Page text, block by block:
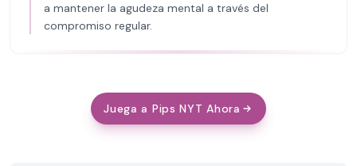
a mantener la agudeza mental a través del
compromiso regular.
Juega a Pips NYT Ahora